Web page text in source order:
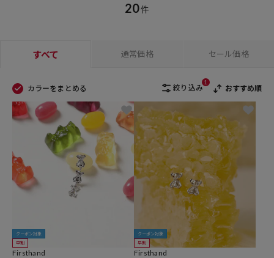
20件
すべて 通常価格 セール価格
カラーをまとめる 絞り込み
1
おすすめ順
クーポン対象
早割
Firsthand
クーポン対象
早割
Firsthand